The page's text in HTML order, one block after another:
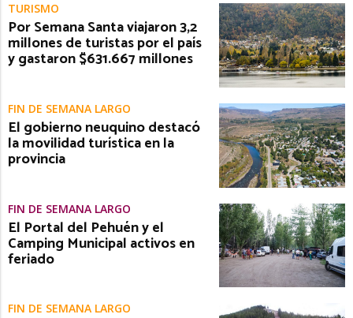
TURISMO
Por Semana Santa viajaron 3,2
millones de turistas por el país
y gastaron $631.667 millones
FIN DE SEMANA LARGO
El gobierno neuquino destacó
la movilidad turística en la
provincia
FIN DE SEMANA LARGO
El Portal del Pehuén y el
Camping Municipal activos en
feriado
FIN DE SEMANA LARGO